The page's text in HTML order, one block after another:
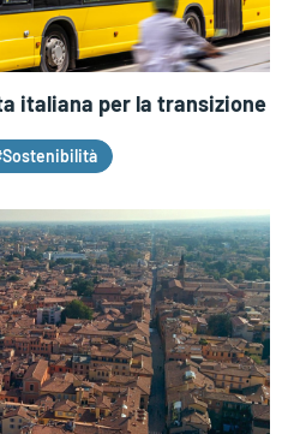
italiana per la transizione